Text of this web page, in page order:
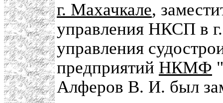
г. Махачкале,
управления НКСП в
управления
предприятий НКМФ
Алферов В. И. был